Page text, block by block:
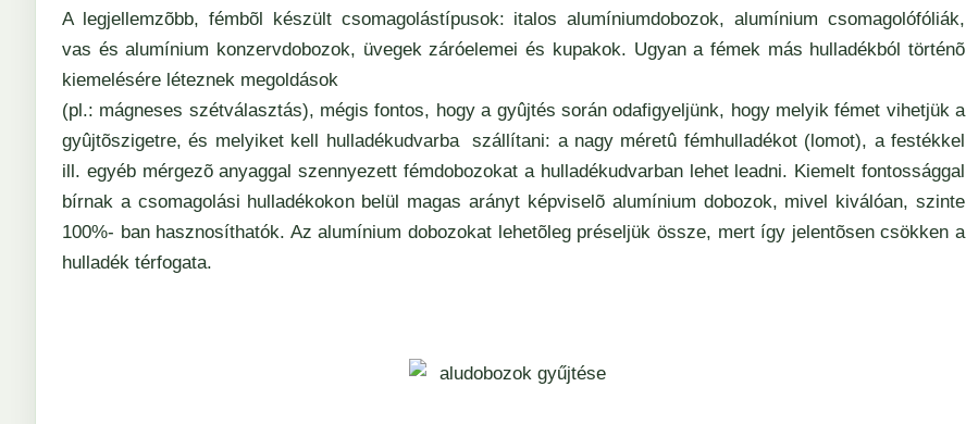
A legjellemzõbb, fémbõl készült csomagolástípusok: italos alumíniumdobozok, alumínium csomagolófóliák,
vas és alumínium konzervdobozok, üvegek záróelemei és kupakok. Ugyan a fémek más hulladékból történõ
kiemelésére léteznek megoldások
(pl.: mágneses szétválasztás), mégis fontos, hogy a gyûjtés során odafigyeljünk, hogy melyik fémet vihetjük a
gyûjtõszigetre, és melyiket kell hulladékudvarba szállítani: a nagy méretû fémhulladékot (lomot), a festékkel
ill. egyéb mérgezõ anyaggal szennyezett fémdobozokat a hulladékudvarban lehet leadni. Kiemelt fontossággal
bírnak a csomagolási hulladékokon belül magas arányt képviselõ alumínium dobozok, mivel kiválóan, szinte
100%- ban hasznosíthatók. Az alumínium dobozokat lehetõleg préseljük össze, mert így jelentõsen csökken a
hulladék térfogata.